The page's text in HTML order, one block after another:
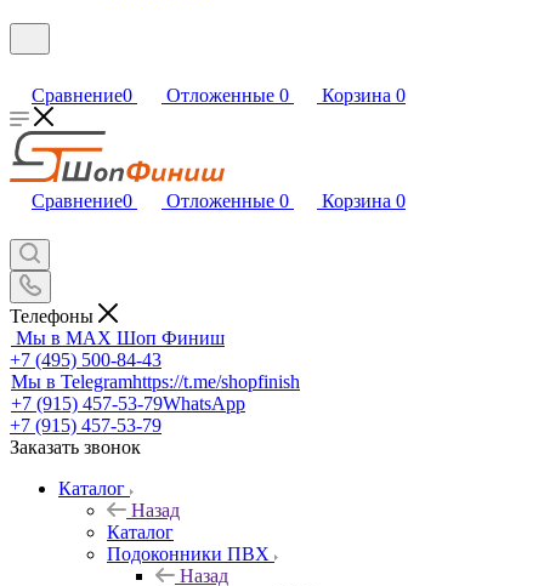
Сравнение0 Отложенные 0 Корзина 0
Сравнение0 Отложенные 0 Корзина 0
Телефоны
Мы в MAX Шоп Финиш
+7 (495) 500-84-43
Мы в Telegramhttps://t.me/shopfinish
+7 (915) 457-53-79WhatsApp
+7 (915) 457-53-79
Заказать звонок
Каталог
Назад
Каталог
Подоконники ПВХ
Назад